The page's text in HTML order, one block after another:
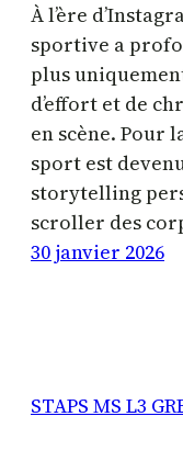
À l’ère
sportive a
plus
d’effort et de
en scène. Pour
sport est
storytelling
scroller des
30 janvier 2026
STAPS MS L3